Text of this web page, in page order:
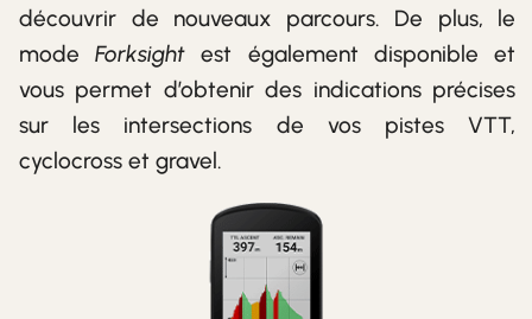
découvrir de nouveaux parcours. De plus, le
modeForksight est également disponible et
vous permet d’obtenir des indications précises
sur les intersections de vos pistes VTT,
cyclocross et gravel.